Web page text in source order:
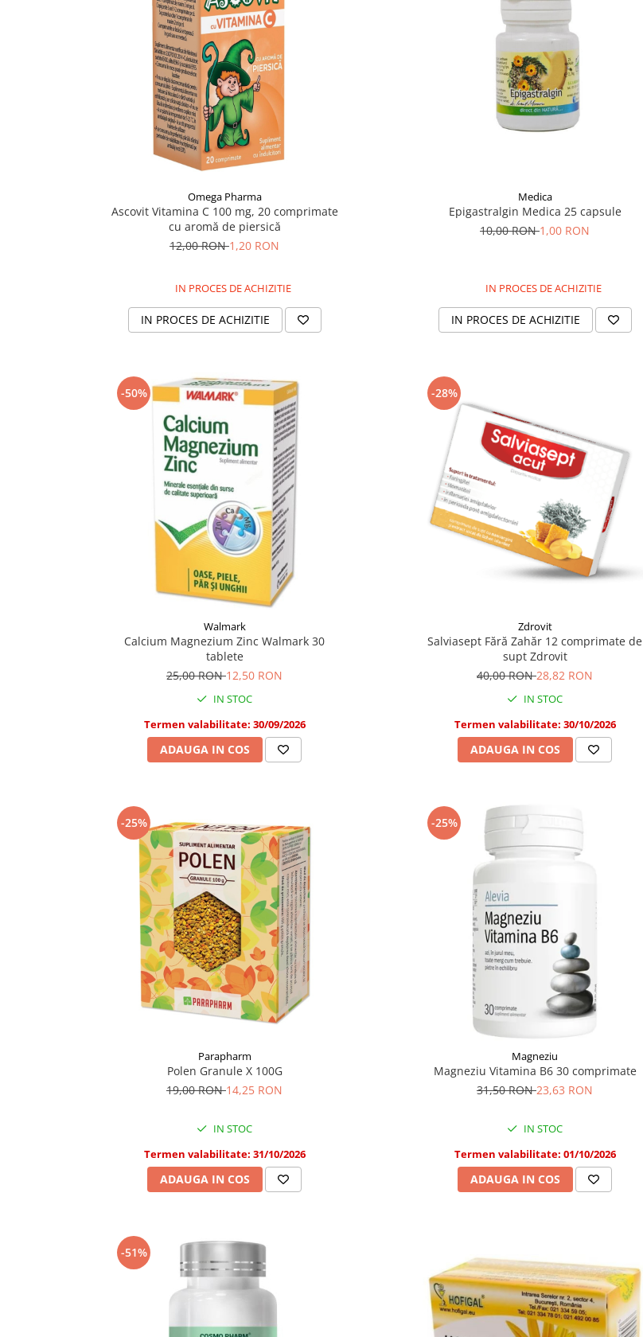
Omega Pharma
Ascovit Vitamina C 100 mg, 20 comprimate
cu aromă de piersică
12,00 RON1,20 RON
IN PROCES DE ACHIZITIE
IN PROCES DE ACHIZITIE
Medica
Epigastralgin Medica 25 capsule
10,00 RON1,00 RON
IN PROCES DE ACHIZITIE
IN PROCES DE ACHIZITIE
-50%
Walmark
Calcium Magnezium Zinc Walmark 30
tablete
25,00 RON12,50 RON
IN STOC
Termen valabilitate: 30/09/2026
ADAUGA IN COS
-28%
Zdrovit
Salviasept Fără Zahăr 12 comprimate de
supt Zdrovit
40,00 RON28,82 RON
IN STOC
Termen valabilitate: 30/10/2026
ADAUGA IN COS
-25%
Parapharm
Polen Granule X 100G
19,00 RON14,25 RON
IN STOC
Termen valabilitate: 31/10/2026
ADAUGA IN COS
-25%
Magneziu
Magneziu Vitamina B6 30 comprimate
31,50 RON23,63 RON
IN STOC
Termen valabilitate: 01/10/2026
ADAUGA IN COS
-51%